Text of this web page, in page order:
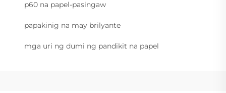
p60 na papel-pasingaw
papakinig na may brilyante
mga uri ng dumi ng pandikit na papel